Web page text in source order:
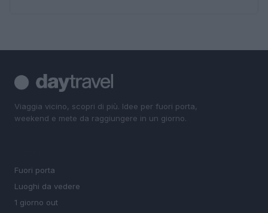
Viaggia vicino, scopri di più. Idee per fuori porta,
weekend e mete da raggiungere in un giorno.
Fuori porta
Luoghi da vedere
1 giorno out